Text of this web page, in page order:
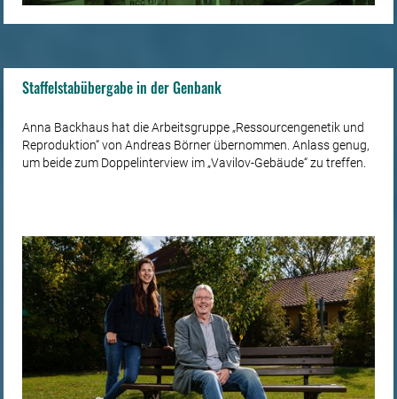
Staffelstabübergabe in der Genbank
Anna Backhaus hat die Arbeitsgruppe „Ressourcengenetik und
Reproduktion“ von Andreas Börner übernommen. Anlass genug,
um beide zum Doppelinterview im „Vavilov-Gebäude“ zu treffen.